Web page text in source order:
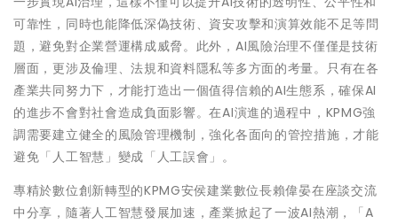
可靠性，同時也能降低深偽技術、資安攻擊和演算效能不足等問
題，避免對企業營運構成威脅。此外，AI風險治理不僅僅是技術
層面，更涉及倫理、法規和資料隱私等多方面的考量。只有在各
產業共同努力下，才能打造出一個值得信賴的AI生態系，確保AI
的進步不會對社會造成負面影響。在AI演進的過程中，KPMG強
調需要建立健全的風險管理機制，強化各面向的管控措施，才能
避免「人工智慧」變成「人工誤會」。
專精於數位創新轉型的KPMG安侯建業數位長賴偉晏在座談交流
中分享，隨著人工智慧發展加速，產業掀起了一波AI熱潮，「A